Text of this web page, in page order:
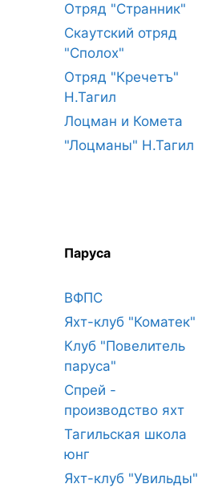
Отряд "Странник"
Скаутский отряд
"Сполох"
Отряд "Кречетъ"
Н.Тагил
Лоцман и Комета
"Лоцманы" Н.Тагил
Паруса
ВФПС
Яхт-клуб "Коматек"
Клуб "Повелитель
паруса"
Спрей -
производство яхт
Тагильская школа
юнг
Яхт-клуб "Увильды"